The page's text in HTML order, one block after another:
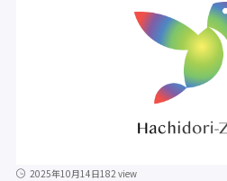
2025年10月14日182 view